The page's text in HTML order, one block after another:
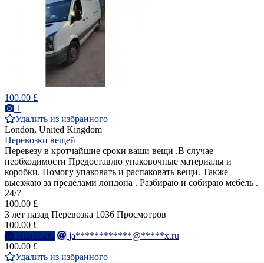
100.00 £
1
Удалить из избранного
London, United Kingdom
Перевозки вещей
Перевезу в кротчайшие сроки ваши вещи .В случае
необходимости Предоставлю упаковочные материалы и
коробки. Помогу упаковать и распаковать вещи. Также
выезжаю за пределами лондона . Разбираю и собираю мебель .
24/7
100.00 £
3 лет назад Перевозка 1036 Просмотров
100.00 £
Написать
ja************@*****x.ru
100.00 £
Удалить из избранного